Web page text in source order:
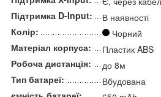
Підтримка D-Input:
В наявності
Колір:
Чорний
Матеріал корпуса:
Пластик ABS
Робоча дистанція:
до 8м
Тип батареї:
Вбудована